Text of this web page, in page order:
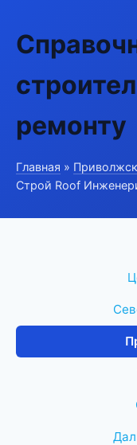
ремонту
Главная »
Строй Roof